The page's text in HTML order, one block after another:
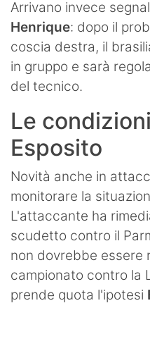
Arrivano invece
Henrique: dopo il
coscia destra, il
in gruppo e sarà
del tecnico.
Le
Esposito
Novità anche in
monitorare la
L'attaccante ha
scudetto contro il
non dovrebbe essere
campionato contro la
prende quota l'ipotesi